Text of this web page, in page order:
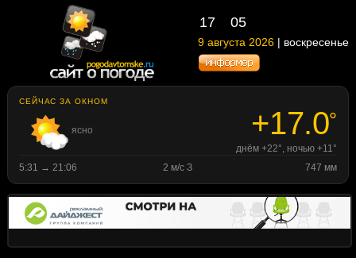
17 05
9 августа 2026 | воскресенье
СЕЙЧАС ЗА ОКНОМ
ясно +17.0°
днём +22°, ночью +11°
5:31 → 21:06
2 м/с З 747 мм